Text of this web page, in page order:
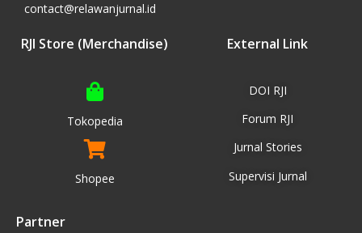
contact@relawanjurnal.id
RJI Store (Merchandise)
Tokopedia
Shopee
External Link
DOI RJI
Forum RJI
Jurnal Stories
Supervisi Jurnal
Partner